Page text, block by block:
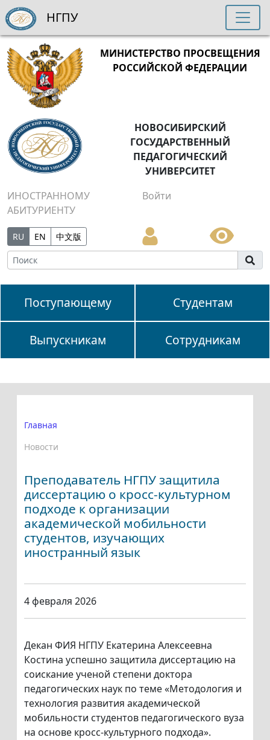
МИНИСТЕРСТВО ПРОСВЕЩЕНИЯ
РОССИЙСКОЙ ФЕДЕРАЦИИ
НОВОСИБИРСКИЙ
ГОСУДАРСТВЕННЫЙ
ПЕДАГОГИЧЕСКИЙ
УНИВЕРСИТЕТ
ИНОСТРАННОМУ
АБИТУРИЕНТУ
Войти
RU EN 中文版
Поступающему Студентам
Выпускникам Сотрудникам
НГПУ
Главная
Новости
Преподаватель НГПУ защитила
диссертацию о кросс-культурном
подходе к организации
академической мобильности
студентов, изучающих
иностранный язык
4 февраля 2026
Декан ФИЯ НГПУ Екатерина Алексеевна
Костина успешно защитила диссертацию на
соискание ученой степени доктора
педагогических наук по теме «Методология и
технология развития академической
мобильности студентов педагогического вуза
на основе кросс-культурного подхода».